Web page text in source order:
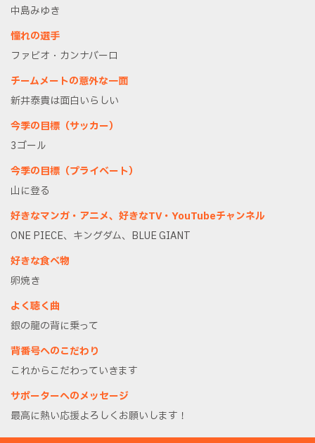
中島みゆき
憧れの選手
ファビオ・カンナバーロ
チームメートの意外な一面
新井泰貴は面白いらしい
今季の目標（サッカー）
3ゴール
今季の目標（プライベート）
山に登る
好きなマンガ・アニメ、好きなTV・YouTubeチャンネル
ONE PIECE、キングダム、BLUE GIANT
好きな食べ物
卵焼き
よく聴く曲
銀の龍の背に乗って
背番号へのこだわり
これからこだわっていきます
サポーターへのメッセージ
最高に熱い応援よろしくお願いします！